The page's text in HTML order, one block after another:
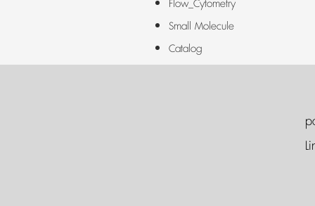
Flow_Cytometry
Small Molecule
Catalog